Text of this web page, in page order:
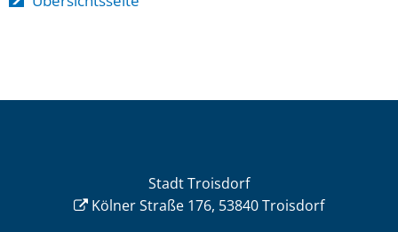
Stadt Troisdorf
Kölner Straße 176, 53840 Troisdorf